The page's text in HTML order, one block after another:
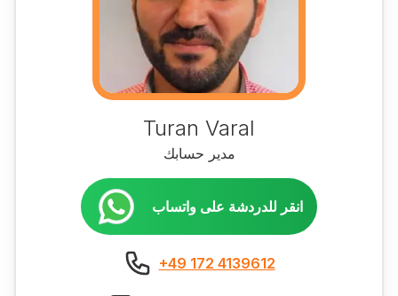
Turan Varal
مدير حسابك
انقر للدردشة على واتساب
+49 172 4139612